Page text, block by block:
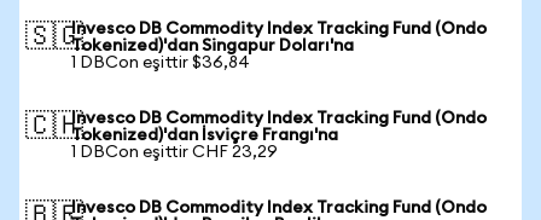
🇸🇬Invesco DB Commodity Index Tracking Fund (Ondo
Tokenized)'dan Singapur Doları'na
1 DBCon eşittir $36,84
🇨🇭Invesco DB Commodity Index Tracking Fund (Ondo
Tokenized)'dan İsviçre Frangı'na
1 DBCon eşittir CHF 23,29
Invesco DB Commodity Index Tracking Fund (Ondo